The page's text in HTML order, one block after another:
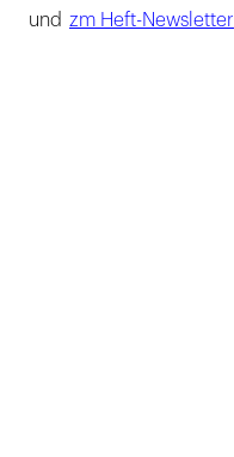
und zm Heft-Newsletter